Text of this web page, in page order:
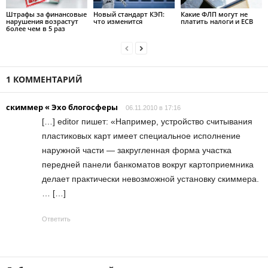
Штрафы за финансовые
нарушения возрастут
более чем в 5 раз
Новый стандарт КЭП:
что изменится
Какие ФЛП могут не
платить налоги и ЕСВ
1 КОММЕНТАРИЙ
скиммер « Эхо блогосферы 06.11.2010 в 17:16
[…] editor пишет: «Например, устройство считывания
пластиковых карт имеет специальное исполнение
наружной части — закругленная форма участка
передней панели банкоматов вокруг картоприемника
делает практически невозможной установку скиммера.
… […]
Ответить